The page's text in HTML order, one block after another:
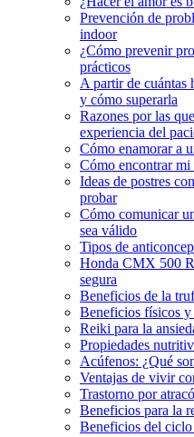
Prevención de
indoor
¿Cómo prevenir
prácticos
A partir de cuántas
y cómo superarla
Razones por las
experiencia del
Cómo enamorar a
Cómo encontrar
Ideas de postres
probar
Cómo comunicar
sea válido
Tipos de
Honda CMX 500
segura
Beneficios de la
Beneficios físicos y
Reiki para la
Propiedades
Acúfenos: ¿Qué
Ventajas de vivir
Trastorno por
Beneficios para la
Beneficios del